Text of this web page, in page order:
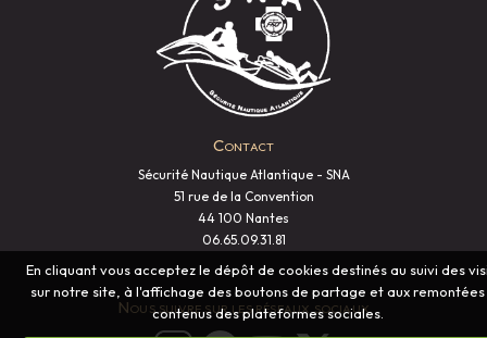
Contact
Sécurité Nautique Atlantique - SNA
51 rue de la Convention
44 100 Nantes
06.65.09.31.81
Nous suivre sur les réseaux sociaux
En cliquant vous acceptez le dépôt de cookies destinés au suivi des
sur notre site, à l'affichage des boutons de partage et aux
contenus des plateformes sociales.